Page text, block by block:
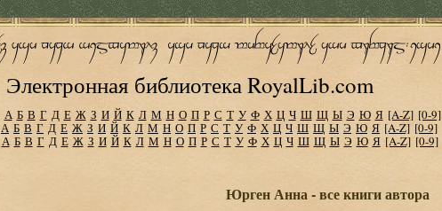
Электронная библиотека RoyalLib.com
А Б В Г Д Е Ж З И Й К Л М Н О П Р С Т У Ф Х Ц Ч Ш Щ Ы Э Ю Я [A-Z] [0-9]
А Б В Г Д Е Ж З И Й К Л М Н О П Р С Т У Ф Х Ц Ч Ш Щ Ы Э Ю Я [A-Z] [0-9]
А Б В Г Д Е Ж З И Й К Л М Н О П Р С Т У Ф Х Ц Ч Ш Щ Ы Э Ю Я [A-Z] [0-9]
Юрген Анна - все книги автора